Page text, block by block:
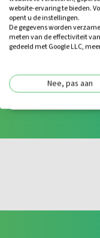
Bamboe
Frame | 180x180
119,50
website-ervaring te bieden.
opent u de instellingen.
De gegevens worden
meten van de effectiviteit
gedeeld met Google LLC,
Nee, pas aan